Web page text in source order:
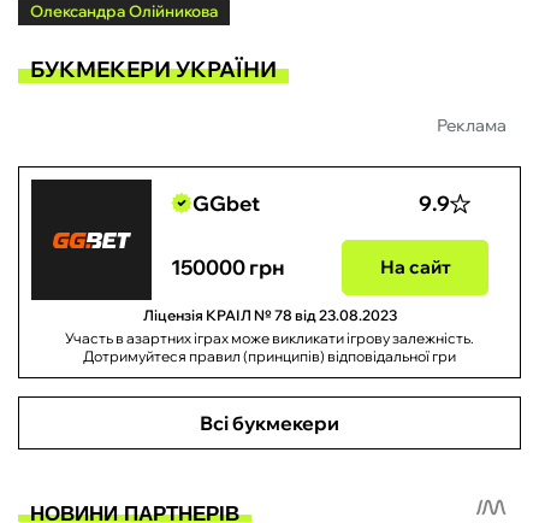
Олександра Олійникова
БУКМЕКЕРИ УКРАЇНИ
Реклама
GGbet 9.9
150000 грн На сайт
Ліцензія КРАІЛ № 78 від 23.08.2023
Участь в азартних іграх може викликати ігрову залежність.
Дотримуйтеся правил (принципів) відповідальної гри
Всі букмекери